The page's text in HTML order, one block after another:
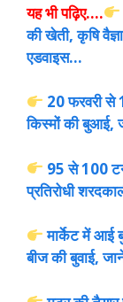
यह भी पढ़िए….
की खेती, कृषि
एडवाइस…
20 फरवरी से
किस्मों की बुआई,
95 से 100
प्रतिरोधी
मार्केट में आई
बीज की बुवाई,